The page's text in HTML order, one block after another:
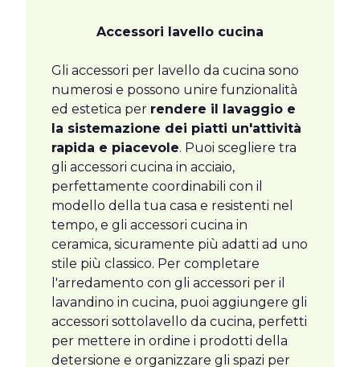
Accessori lavello cucina
Gli accessori per lavello da cucina sono
numerosi e possono unire funzionalità
ed estetica per rendere il lavaggio e
la sistemazione dei piatti un'attività
rapida e piacevole. Puoi scegliere tra
gli accessori cucina in acciaio,
perfettamente coordinabili con il
modello della tua casa e resistenti nel
tempo, e gli accessori cucina in
ceramica, sicuramente più adatti ad uno
stile più classico. Per completare
l'arredamento con gli accessori per il
lavandino in cucina, puoi aggiungere gli
accessori sottolavello da cucina, perfetti
per mettere in ordine i prodotti della
detersione e organizzare gli spazi per